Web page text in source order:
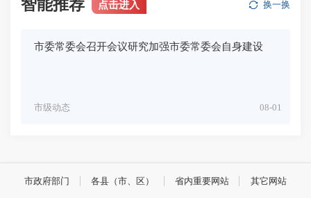
智能推荐 点击进入 换一换
市委常委会召开会议研究加强市委常委会自身建设
08-01
市级动态
市政府部门 各县（市、区） 省内重要网站 其它网站